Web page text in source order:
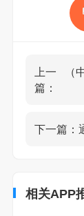
上一
篇：
下一篇：
相关APP